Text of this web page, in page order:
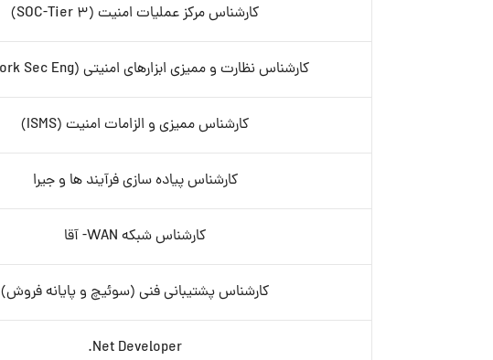
کارشناس مرکز عملیات امنیت (SOC-Tier 3)
کارشناس نظارت و ممیزی ابزارهای امنیتی (Network Sec Eng)
کارشناس ممیزی و الزامات امنیت (ISMS)
کارشناس پیاده سازی فرآیند ها و جیرا
کارشناس شبکه WAN- آقا
کارشناس پشتیبانی فنی (سوئیچ و پایانه فروش)
Net Developer.